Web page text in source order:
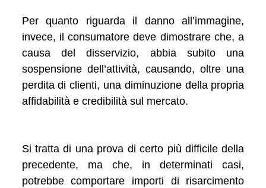
Per quanto riguarda il danno all’immagine,
invece, il consumatore deve dimostrare che, a
causa del disservizio, abbia subito una
sospensione dell’attività, causando, oltre una
perdita di clienti, una diminuzione della propria
affidabilità e credibilità sul mercato.
Si tratta di una prova di certo più difficile della
precedente, ma che, in determinati casi,
potrebbe comportare importi di risarcimento